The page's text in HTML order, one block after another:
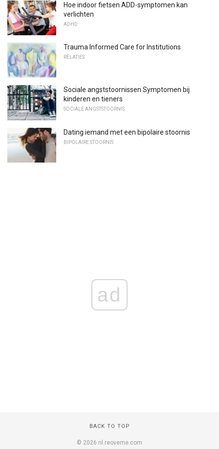
Hoe indoor fietsen ADD-symptomen kan
verlichten
ADHD
Trauma Informed Care for Institutions
RELATIES
Sociale angststoornissen Symptomen bij
kinderen en tieners
SOCIALE ANGSTSTOORNIS
Dating iemand met een bipolaire stoornis
BIPOLAIRE STOORNIS
ad
BACK TO TOP
© 2026 nl.reoveme.com